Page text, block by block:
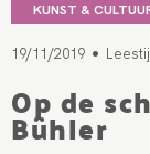
KUNST &
19/11/2019 •
Op de
Bühler